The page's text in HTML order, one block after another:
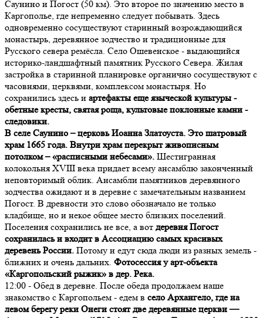
Саунино и Погост (50 км). Это второе по значению место в
Каргополье, где непременно следует побывать. Здесь
одновременно сосуществуют старинный возрождающийся
монастырь, деревянное зодчество и традиционные для
Русского севера ремёсла. Село Ошевенское - выдающийся
историко-ландшафтный памятник Русского Севера. Жилая
застройка в старинной планировке органично сосуществуют с
часовнями, церквями, комплексом монастыря. Но
сохранились здесь и артефакты еще языческой культуры -
обетные кресты, святая роща, культовые поклонные камни -
следовики.
В селе Саунино – церковь Иоанна Златоуста. Это шатровый
храм 1665 года. Внутри храм перекрыт живописным
потолком – «расписными небесами». Шестигранная
колокольня XVIII века придает всему ансамблю законченный
неповторимый облик. Ансамбли памятников деревянного
зодчества ожидают и в деревне с замечательным названием
Погост. В древности это слово обозначало не только
кладбище, но и некое общее место близких поселений.
Поселения сохранились не все, а вот деревня Погост
сохранилась и входит в Ассоциацию самых красивых
деревень России. Потому и едут сюда люди из разных земель -
ближних и очень дальних. Фотосессия у арт-объекта
«Каргопольский рыжик» в дер. Река.
12:00 - Обед в деревне. После обеда продолжаем наше
знакомство с Каргопольем - едем в село Архангело, где на
левом берегу реки Онеги стоят две деревянные церкви —